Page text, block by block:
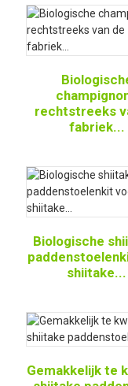
rechtstreeks
fabriek...
Biologische
shiitake...
Gemakkelijk te